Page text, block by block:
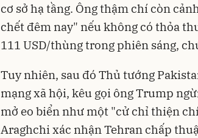
cơ sở hạ tầng. Ông thậm chí còn
chết đêm nay" nếu không có thỏa
111 USD/thùng trong phiên sáng,
Tuy nhiên, sau đó Thủ tướng
mạng xã hội, kêu gọi ông Trump
mở eo biển như một "cử chỉ thiện
Araghchi xác nhận Tehran chấp